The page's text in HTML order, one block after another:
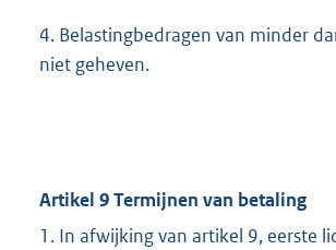
4. Belastingbedragen van minder
niet geheven.
Artikel 9 Termijnen van betaling
1. In afwijking van artikel 9, eerste